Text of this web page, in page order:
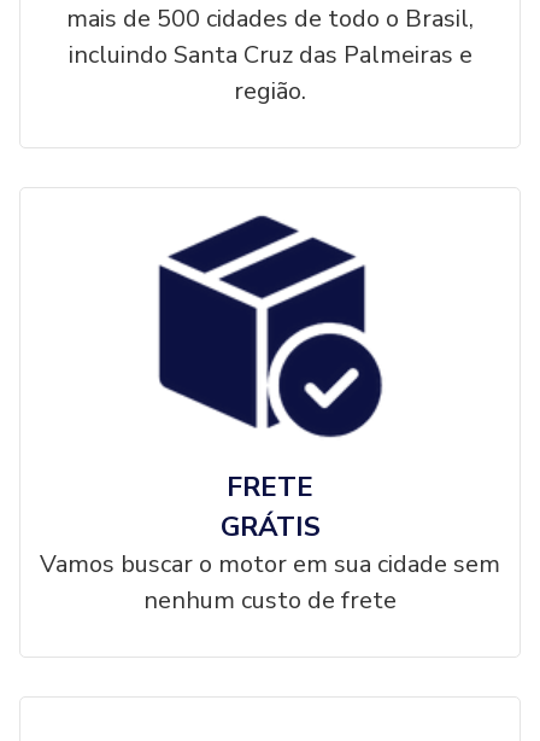
mais de 500 cidades de todo o Brasil,
incluindo Santa Cruz das Palmeiras e
região.
FRETE
GRÁTIS
Vamos buscar o motor em sua cidade sem
nenhum custo de frete